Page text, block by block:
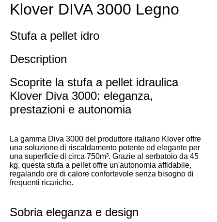
Klover DIVA 3000 Legno
Stufa a pellet idro
Description
Scoprite la stufa a pellet idraulica
Klover Diva 3000: eleganza,
prestazioni e autonomia
La gamma Diva 3000 del produttore italiano Klover offre
una soluzione di riscaldamento potente ed elegante per
una superficie di circa 750m³. Grazie al serbatoio da 45
kg, questa stufa a pellet offre un'autonomia affidabile,
regalando ore di calore confortevole senza bisogno di
frequenti ricariche.
Sobria eleganza e design